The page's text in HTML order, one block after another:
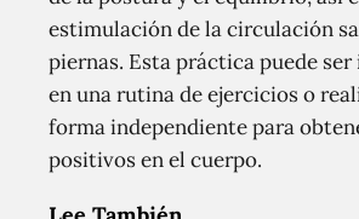
estimulación de la circulación
piernas. Esta práctica puede
en una rutina de ejercicios o
forma independiente para
positivos en el cuerpo.